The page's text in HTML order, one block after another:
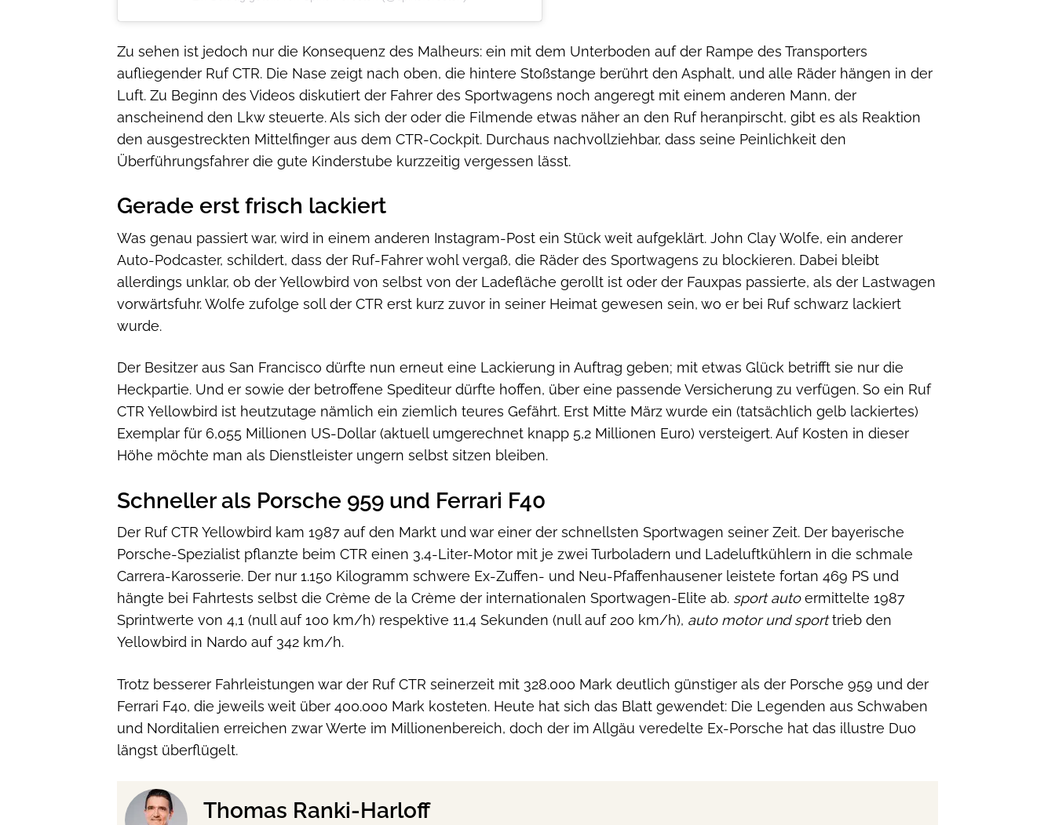
Zu sehen ist jedoch nur die Konsequenz des Malheurs: ein mit dem Unterboden auf der Rampe des Transporters
aufliegender Ruf CTR. Die Nase zeigt nach oben, die hintere Stoßstange berührt den Asphalt, und alle Räder hängen in der
Luft. Zu Beginn des Videos diskutiert der Fahrer des Sportwagens noch angeregt mit einem anderen Mann, der
anscheinend den Lkw steuerte. Als sich der oder die Filmende etwas näher an den Ruf heranpirscht, gibt es als Reaktion
den ausgestreckten Mittelfinger aus dem CTR-Cockpit. Durchaus nachvollziehbar, dass seine Peinlichkeit den
Überführungsfahrer die gute Kinderstube kurzzeitig vergessen lässt.
Gerade erst frisch lackiert
Was genau passiert war, wird in einem anderen Instagram-Post ein Stück weit aufgeklärt. John Clay Wolfe, ein anderer
Auto-Podcaster, schildert, dass der Ruf-Fahrer wohl vergaß, die Räder des Sportwagens zu blockieren. Dabei bleibt
allerdings unklar, ob der Yellowbird von selbst von der Ladefläche gerollt ist oder der Fauxpas passierte, als der Lastwagen
vorwärtsfuhr. Wolfe zufolge soll der CTR erst kurz zuvor in seiner Heimat gewesen sein, wo er bei Ruf schwarz lackiert
wurde.
Der Besitzer aus San Francisco dürfte nun erneut eine Lackierung in Auftrag geben; mit etwas Glück betrifft sie nur die
Heckpartie. Und er sowie der betroffene Spediteur dürfte hoffen, über eine passende Versicherung zu verfügen. So ein Ruf
CTR Yellowbird ist heutzutage nämlich ein ziemlich teures Gefährt. Erst Mitte März wurde ein (tatsächlich gelb lackiertes)
Exemplar für 6,055 Millionen US-Dollar (aktuell umgerechnet knapp 5,2 Millionen Euro) versteigert. Auf Kosten in dieser
Höhe möchte man als Dienstleister ungern selbst sitzen bleiben.
Schneller als Porsche 959 und Ferrari F40
Der Ruf CTR Yellowbird kam 1987 auf den Markt und war einer der schnellsten Sportwagen seiner Zeit. Der bayerische
Porsche-Spezialist pflanzte beim CTR einen 3,4-Liter-Motor mit je zwei Turboladern und Ladeluftkühlern in die schmale
Carrera-Karosserie. Der nur 1.150 Kilogramm schwere Ex-Zuffen- und Neu-Pfaffenhausener leistete fortan 469 PS und
hängte bei Fahrtests selbst die Crème de la Crème der internationalen Sportwagen-Elite ab. sport autoermittelte 1987
Sprintwerte von 4,1 (null auf 100 km/h) respektive 11,4 Sekunden (null auf 200 km/h), auto motor und sporttrieb den
Yellowbird in Nardo auf 342 km/h.
Trotz besserer Fahrleistungen war der Ruf CTR seinerzeit mit 328.000 Mark deutlich günstiger als der Porsche 959 und der
Ferrari F40, die jeweils weit über 400.000 Mark kosteten. Heute hat sich das Blatt gewendet: Die Legenden aus Schwaben
und Norditalien erreichen zwar Werte im Millionenbereich, doch der im Allgäu veredelte Ex-Porsche hat das illustre Duo
längst überflügelt.
Thomas Ranki-Harloff